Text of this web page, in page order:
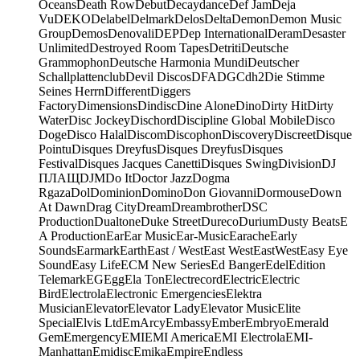
OceansDeath RowDebutDecaydanceDef JamDeja
VuDEKODelabelDelmarkDelosDeltaDemonDemon Music
GroupDemosDenovaliDEPDep InternationalDeramDesaster
UnlimitedDestroyed Room TapesDetritiDeutsche
GrammophonDeutsche Harmonia MundiDeutscher
SchallplattenclubDevil DiscosDFADGCdh2Die Stimme
Seines HerrnDifferentDiggers
FactoryDimensionsDindiscDine AloneDinoDirty HitDirty
WaterDisc JockeyDischordDiscipline Global MobileDisco
DogeDisco HalalDiscomDiscophonDiscoveryDiscreetDisque
PointuDisques DreyfusDisques DreyfusDisques
FestivalDisques Jacques CanettiDisques SwingDivisionDJ
ПЛАЩDJMDo ItDoctor JazzDogma
RgazaDolDominionDominoDon GiovanniDormouseDown
At DawnDrag CityDreamDreambrotherDSC
ProductionDualtoneDuke StreetDurecoDuriumDusty BeatsE
A ProductionEarEar MusicEar-MusicEaracheEarly
SoundsEarmarkEarthEast / WestEast WestEastWestEasy Eye
SoundEasy LifeECM New SeriesEd BangerEdelEdition
TelemarkEGEggEla TonElectrecordElectricElectric
BirdElectrolaElectronic EmergenciesElektra
MusicianElevatorElevator LadyElevator MusicElite
SpecialElvis LtdEmArcyEmbassyEmberEmbryoEmerald
GemEmergencyEMIEMI AmericaEMI ElectrolaEMI-
ManhattanEmidiscEmikaEmpireEndless